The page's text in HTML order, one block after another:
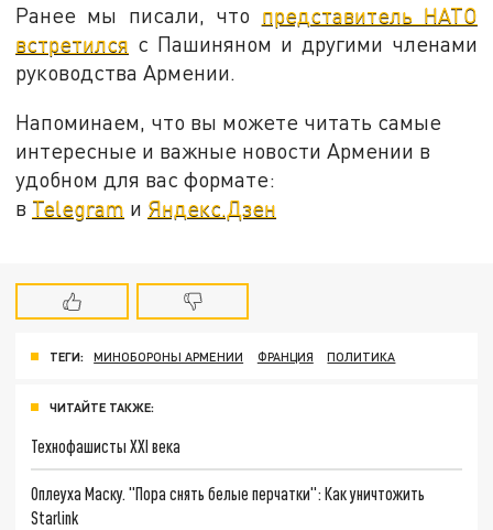
Ранее мы писали, что представитель НАТО
встретился с Пашиняном и другими членами
руководства Армении.
Напоминаем, что вы можете читать самые
интересные и важные новости Армении в
удобном для вас формате:
в Telegram и Яндекс.Дзен
ТЕГИ: МИНОБОРОНЫ АРМЕНИИ ФРАНЦИЯ ПОЛИТИКА
ЧИТАЙТЕ ТАКЖЕ:
Технофашисты XXI века
Оплеуха Маску. "Пора снять белые перчатки": Как уничтожить
Starlink